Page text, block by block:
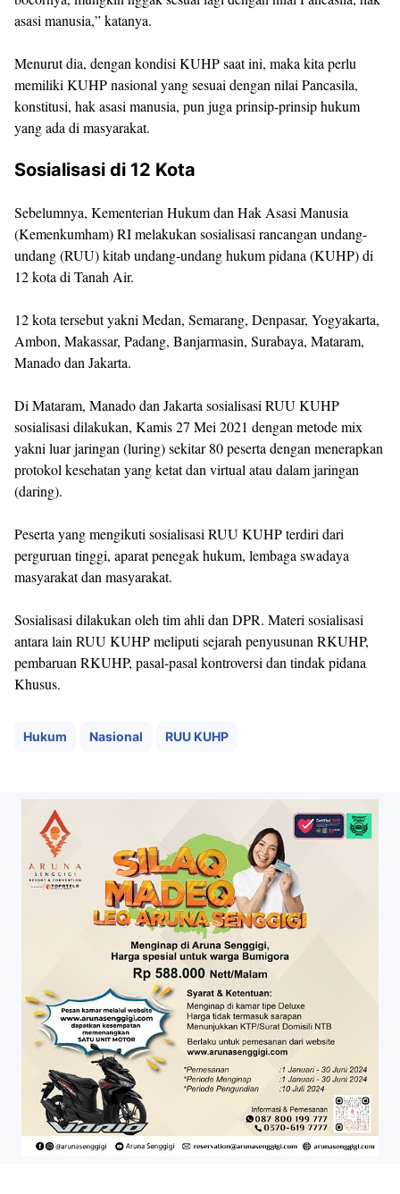
asasi manusia,” katanya.
Menurut dia, dengan kondisi KUHP saat ini, maka kita perlu
memiliki KUHP nasional yang sesuai dengan nilai Pancasila,
konstitusi, hak asasi manusia, pun juga prinsip-prinsip hukum
yang ada di masyarakat.
Sosialisasi di 12 Kota
Sebelumnya, Kementerian Hukum dan Hak Asasi Manusia
(Kemenkumham) RI melakukan sosialisasi rancangan undang-
undang (RUU) kitab undang-undang hukum pidana (KUHP) di
12 kota di Tanah Air.
12 kota tersebut yakni Medan, Semarang, Denpasar, Yogyakarta,
Ambon, Makassar, Padang, Banjarmasin, Surabaya, Mataram,
Manado dan Jakarta.
Di Mataram, Manado dan Jakarta sosialisasi RUU KUHP
sosialisasi dilakukan, Kamis 27 Mei 2021 dengan metode mix
yakni luar jaringan (luring) sekitar 80 peserta dengan menerapkan
protokol kesehatan yang ketat dan virtual atau dalam jaringan
(daring).
Peserta yang mengikuti sosialisasi RUU KUHP terdiri dari
perguruan tinggi, aparat penegak hukum, lembaga swadaya
masyarakat dan masyarakat.
Sosialisasi dilakukan oleh tim ahli dan DPR. Materi sosialisasi
antara lain RUU KUHP meliputi sejarah penyusunan RKUHP,
pembaruan RKUHP, pasal-pasal kontroversi dan tindak pidana
Khusus.
Hukum Nasional RUU KUHP